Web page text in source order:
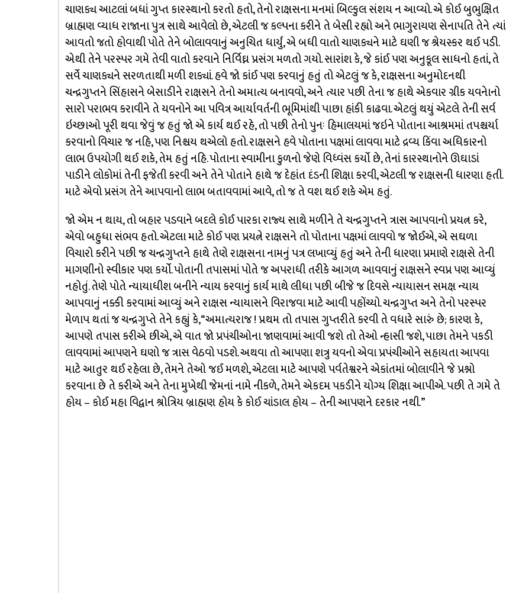
ચાણક્ય આટલાં બધાં ગુપ્ત કારસ્થાનો કરતો હતો, તેનો રાક્ષસના મનમાં બિલ્કુલ સંશય ન આવ્યો. એ કોઈ બુભુક્ષિત
બ્રાહ્મણ વ્યાધ રાજાના પુત્ર સાથે આવેલો છે, એટલી જ કલ્પના કરીને તે બેસી રહ્યો અને ભાગુરાયણ સેનાપતિ તેને ત્યાં
આવતો જતો હોવાથી પોતે તેને બોલાવવાનું અનુચિત ધાર્યું, એ બધી વાતો ચાણક્યને માટે ઘણી જ શ્રેયસ્કર થઈ પડી.
એથી તેને પરસ્પર ગમે તેવી વાતો કરવાને નિર્વિઘ્ન પ્રસંગ મળતો ગયો. સારાંશ કે, જે કાંઈ પણ અનુકૂલ સાધનો હતાં, તે
સર્વે ચાણક્યને સરળતાથી મળી શક્યાં. હવે જો કાંઈ પણ કરવાનું હતું તો એટલું જ કે, રાક્ષસના અનુમોદનથી
ચન્દ્રગુપ્તને સિંહાસને બેસાડીને રાક્ષસને તેનો અમાત્ય બનાવવો, અને ત્યાર પછી તેના જ હાથે એકવાર ગ્રીક યવનેાનો
સારો પરાભવ કરાવીને તે યવનોને આ પવિત્ર આર્યાવર્તની ભૂમિમાંથી પાછા હાંકી કાઢવા. એટલું થયું એટલે તેની સર્વ
ઇચ્છાઓ પૂરી થવા જેવું જ હતું જો એ કાર્ય થઈ રહે, તો પછી તેનો પુનઃ હિમાલયમાં જઇને પોતાના આશ્રમમાં તપશ્ચર્યા
કરવાનો વિચાર જ નહિ, પણ નિશ્ચય થએલો હતો. રાક્ષસને હવે પોતાના પક્ષમાં લાવવા માટે દ્રવ્ય કિંવા અધિકારનો
લાભ ઉપયોગી થઈ શકે, તેમ હતું નહિ. પોતાના સ્વામીના કુળનો જેણે વિધ્વંસ કર્યો છે, તેનાં કારસ્થાનોને ઊઘાડાં
પાડીને લોકોમાં તેની ફજેતી કરવી અને તેને પોતાને હાથે જ દેહાંત દંડની શિક્ષા કરવી, એટલી જ રાક્ષસની ધારણા હતી.
માટે એવો પ્રસંગ તેને આપવાનો લાભ બતાવવામાં આવે, તો જ તે વશ થઈ શકે એમ હતું.
જો એમ ન થાય, તો બહાર પડવાને બદલે કોઈ પારકા રાજ્ય સાથે મળીને તે ચન્દ્રગુપ્તને ત્રાસ આપવાનો પ્રયત્ન કરે,
એવો બહુધા સંભવ હતો. એટલા માટે કોઈ પણ પ્રયત્ને રાક્ષસને તો પોતાના પક્ષમાં લાવવો જ જોઈએ, એ સઘળા
વિચારો કરીને પછી જ ચન્દ્રગુપ્તને હાથે તેણે રાક્ષસના નામનું પત્ર લખાવ્યું હતું અને તેની ધારણા પ્રમાણે રાક્ષસે તેની
માગણીનો સ્વીકાર પણ કર્યો. પોતાની તપાસમાં પોતે જ અપરાધી તરીકે આગળ આવવાનું રાક્ષસને સ્વપ્ન પણ આવ્યું
નહોતું. તેણે પોતે ન્યાયાધીશ બનીને ન્યાય કરવાનું કાર્ય માથે લીધા પછી બીજે જ દિવસે ન્યાયાસન સમક્ષ ન્યાય
આપવાનું નક્કી કરવામાં આવ્યું અને રાક્ષસ ન્યાયાસને વિરાજવા માટે આવી પહોંચ્યો. ચન્દ્રગુપ્ત અને તેનો પરસ્પર
મેળાપ થતાં જ ચન્દ્રગુપ્તે તેને કહ્યું કે, “અમાત્યરાજ ! પ્રથમ તો તપાસ ગુપ્તરીતે કરવી તે વધારે સારું છે; કારણ કે,
આપણે તપાસ કરીએ છીએ, એ વાત જો પ્રપંચીઓના જાણવામાં આવી જશે તો તેઓ ન્હાસી જશે, પાછા તેમને પકડી
લાવવામાં આપણને ઘણો જ ત્રાસ વેઠવો પડશે. અથવા તો આપણા શત્રુ યવનો એવા પ્રપંચીઓને સહાયતા આપવા
માટે આતુર થઈ રહેલા છે, તેમને તેઓ જઈ મળશે, એટલા માટે આપણે પર્વતેશ્વરને એકાંતમાં બોલાવીને જે પ્રશ્નો
કરવાના છે તે કરીએ અને તેના મુખેથી જેમનાં નામે નીકળે, તેમને એકદમ પકડીને યોગ્ય શિક્ષા આપીએ. પછી તે ગમે તે
હોય – કોઈ મહા વિદ્વાન શ્રોત્રિય બ્રાહ્મણ હોય કે કોઈ ચાંડાલ હોય – તેની આપણને દરકાર નથી.”